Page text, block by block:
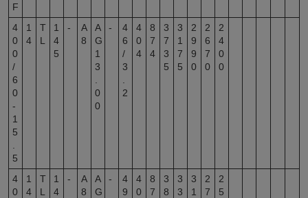
F
4
0
0
/
6
0
-
1
5
5
1
4
T
L
1
4
5
-
A
8
A
G
1
3
0
0
-
4
6
/
3
2
4
0
4
8
7
4
3
7
3
5
3
1
7
5
2
9
9
0
2
6
7
0
2
4
0
0
4
0
1
4
T
L
1
4
-
A
8
A
G
-
4
9
4
0
8
7
3
8
3
3
3
1
2
7
2
5